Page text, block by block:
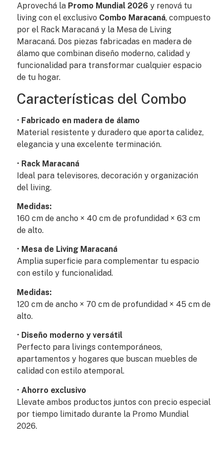
Aprovechá la Promo Mundial 2026 y renová tu
living con el exclusivo Combo Maracaná, compuesto
por el Rack Maracaná y la Mesa de Living
Maracaná. Dos piezas fabricadas en madera de
álamo que combinan diseño moderno, calidad y
funcionalidad para transformar cualquier espacio
de tu hogar.
Características del Combo
• Fabricado en madera de álamo
Material resistente y duradero que aporta calidez,
elegancia y una excelente terminación.
• Rack Maracaná
Ideal para televisores, decoración y organización
del living.
Medidas:
160 cm de ancho × 40 cm de profundidad × 63 cm
de alto.
• Mesa de Living Maracaná
Amplia superficie para complementar tu espacio
con estilo y funcionalidad.
Medidas:
120 cm de ancho × 70 cm de profundidad × 45 cm de
alto.
• Diseño moderno y versátil
Perfecto para livings contemporáneos,
apartamentos y hogares que buscan muebles de
calidad con estilo atemporal.
• Ahorro exclusivo
Llevate ambos productos juntos con precio especial
por tiempo limitado durante la Promo Mundial
2026.